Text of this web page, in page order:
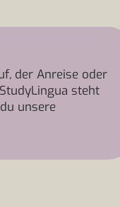
der Anreise oder
steht
unsere